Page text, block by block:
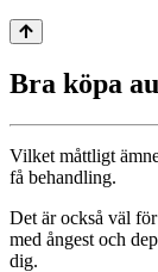
Bra köpa
Vilket måttligt
få behandling.
Det är också väl
med ångest och
dig.